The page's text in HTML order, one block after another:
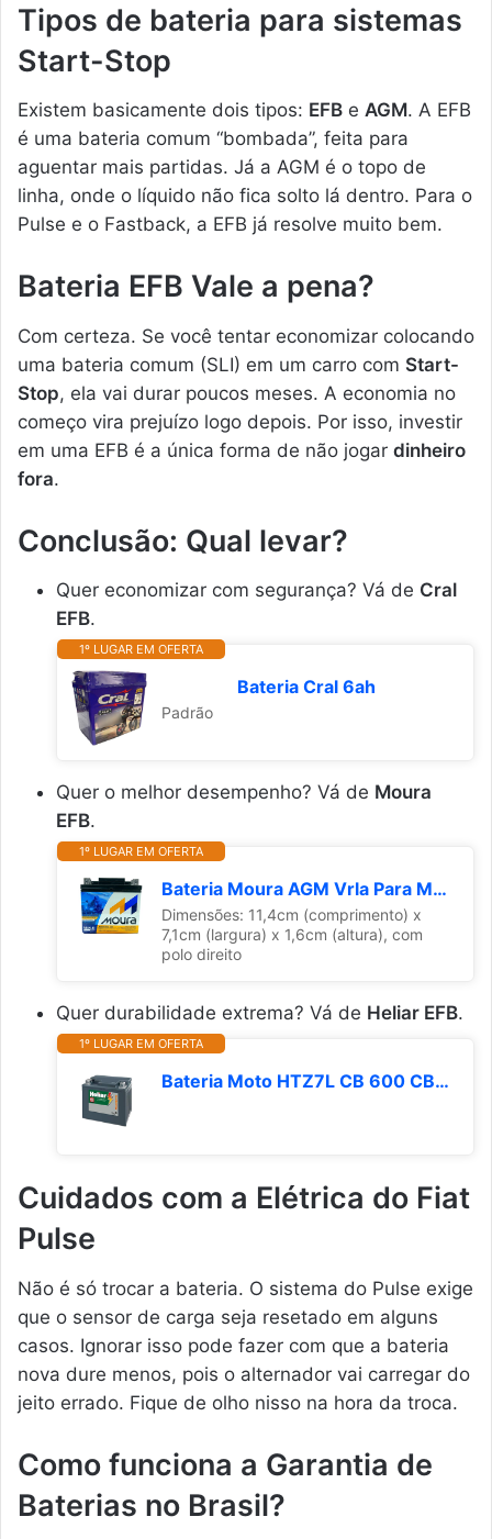
Tipos de bateria para sistemas
Start-Stop
Existem basicamente dois tipos: EFB e AGM. A EFB
é uma bateria comum “bombada”, feita para
aguentar mais partidas. Já a AGM é o topo de
linha, onde o líquido não fica solto lá dentro. Para o
Pulse e o Fastback, a EFB já resolve muito bem.
Bateria EFB Vale a pena?
Com certeza. Se você tentar economizar colocando
uma bateria comum (SLI) em um carro com Start-
Stop, ela vai durar poucos meses. A economia no
começo vira prejuízo logo depois. Por isso, investir
em uma EFB é a única forma de não jogar dinheiro
fora.
Conclusão: Qual levar?
Quer economizar com segurança? Vá de Cral
EFB.
1º LUGAR EM OFERTA
Bateria Cral 6ah
Padrão
Quer o melhor desempenho? Vá de Moura
EFB.
1º LUGAR EM OFERTA
Bateria Moura AGM Vrla Para Motocicletas Ma5-D 12V 5Ah - Polo Direito
Dimensões: 11,4cm (comprimento) x
7,1cm (largura) x 1,6cm (altura), com
polo direito
Quer durabilidade extrema? Vá de Heliar EFB.
1º LUGAR EM OFERTA
Bateria Moto HTZ7L CB 600 CBX 250 YS 250 Heliar 6Ah Selada
Cuidados com a Elétrica do Fiat
Pulse
Não é só trocar a bateria. O sistema do Pulse exige
que o sensor de carga seja resetado em alguns
casos. Ignorar isso pode fazer com que a bateria
nova dure menos, pois o alternador vai carregar do
jeito errado. Fique de olho nisso na hora da troca.
Como funciona a Garantia de
Baterias no Brasil?